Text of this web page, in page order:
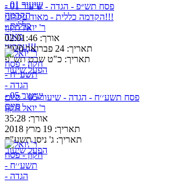
פסח תש״פ - הגדה - שיעור 01 -
הקדמה כללית - מאוד עקרוני!!!
ר' יואל חקון
אורך: 02:01:46
תאריך: 24 פברואר 2020
תאריך: כ"ט שבט תש"פ
הפעל שיעור
פסח תשע׳׳ח - הגדה - שיעור 05 - סיום
ר' יואל חקון
אורך: 35:28
תאריך: 19 מרץ 2018
תאריך: ג' ניסן תשע"ח
הפעל שיעור